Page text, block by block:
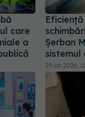
care
a
Șerban
29 iun 2026,